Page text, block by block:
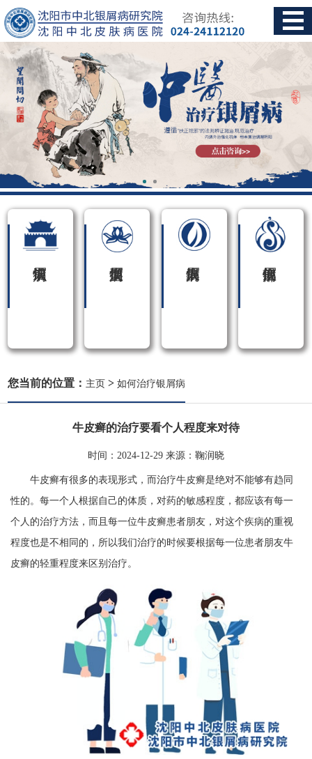
您当前的位置： 主页 >如何治疗银屑病
牛皮癣的治疗要看个人程度来对待
时间： 2024-12-29 来源： 鞠润晓
牛皮癣有很多的表现形式，而治疗牛皮癣是绝对不能够有趋同
性的。每一个人根据自己的体质，对药的敏感程度，都应该有每一
个人的治疗方法，而且每一位牛皮癣患者朋友，对这个疾病的重视
程度也是不相同的，所以我们治疗的时候要根据每一位患者朋友牛
皮癣的轻重程度来区别治疗。